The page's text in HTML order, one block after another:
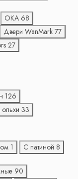
ОКА 68
Двери WanMark 77
27
126
33
1 С патиной 8
90